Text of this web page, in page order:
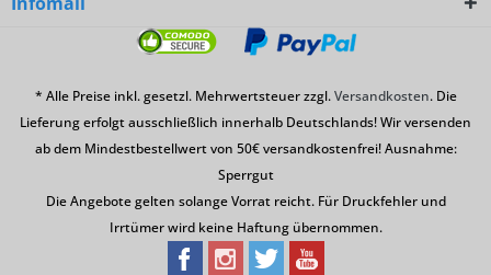
* Alle Preise inkl. gesetzl. Mehrwertsteuer zzgl.Versandkosten. Die
Lieferung erfolgt ausschließlich innerhalb Deutschlands! Wir versenden
ab dem Mindestbestellwert von 50€ versandkostenfrei! Ausnahme:
Sperrgut
Die Angebote gelten solange Vorrat reicht. Für Druckfehler und
Irrtümer wird keine Haftung übernommen.